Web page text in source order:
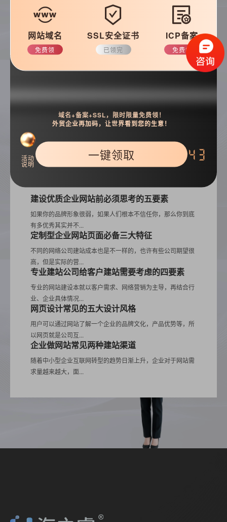
常见问题
建站技巧
热门推荐
建设优质企业网站前必须思考的五要素
如果你的品牌形象很弱，如果人们根本不信任你，那么你到底
有多优秀其实并不...
定制型企业网站页面必备三大特征
不同的网络公司建站成本也是不一样的，也许有些公司期望很
高，但是实际的营...
专业建站公司给客户建站需要考虑的四要素
专业的网站建设本就以客户需求、网络营销为主导，再结合行
业、企业具体情况...
网页设计常见的五大设计风格
用户可以通过网站了解一个企业的品牌文化，产品优势等，所
以网页就是公司互...
企业做网站常见两种建站渠道
随着中小型企业互联网转型的趋势日渐上升，企业对于网站需
求量越来越大，面...
网站域名
免费领
SSL安全证书
已领完
ICP备案
免费领
活动
说明
域名+备案+SSL，限时限量免费领！
外贸企业再加码，让世界看到您的生意！
一键领取 42